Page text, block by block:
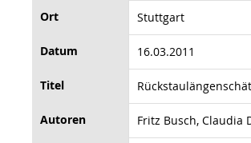
Ort Stuttgart
Datum 16.03.2011
Titel
Autoren Fritz Busch, Claudia